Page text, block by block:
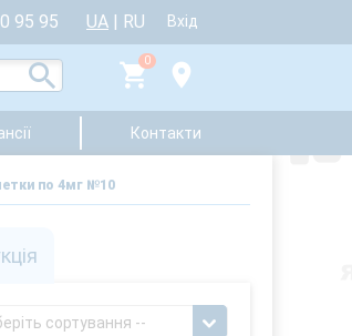
95 95 UA | RU Вхід
0
Контакти
по 4мг №10
сортування --